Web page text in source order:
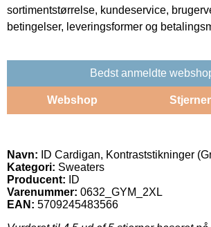
sortimentstørrelse, kundeservice,
betingelser, leveringsformer og
Bedst anmeldte
Webshop Stjerner
Navn: ID Cardigan, Kontraststikninger
Kategori: Sweaters
Producent:
ID
Varenummer: 0632_GYM_2XL
EAN: 5709245483566